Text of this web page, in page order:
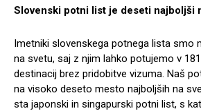
Slovenski potni list je deseti najboljši
Imetniki slovenskega potnega lista smo
na svetu, saj z njim lahko potujemo v
destinacij brez pridobitve vizuma. Naš
na visoko deseto mesto najboljših na
sta japonski in singapurski potni list, s